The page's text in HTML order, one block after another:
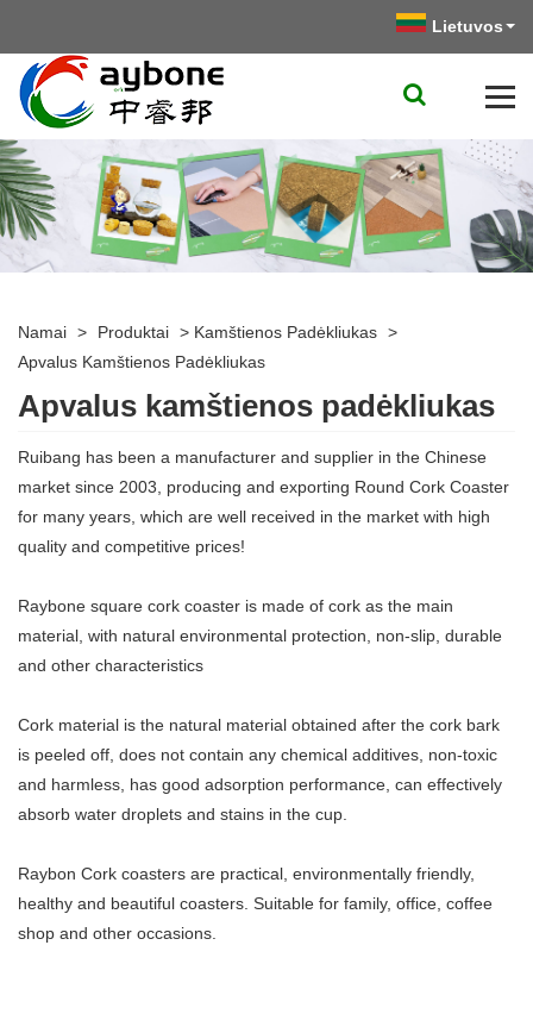
Lietuvos
Namai > Produktai > Kamštienos Padėkliukas >
Apvalus Kamštienos Padėkliukas
Apvalus kamštienos padėkliukas
Ruibang has been a manufacturer and supplier in the Chinese
market since 2003, producing and exporting Round Cork Coaster
for many years, which are well received in the market with high
quality and competitive prices!
Raybone square cork coaster is made of cork as the main
material, with natural environmental protection, non-slip, durable
and other characteristics
Cork material is the natural material obtained after the cork bark
is peeled off, does not contain any chemical additives, non-toxic
and harmless, has good adsorption performance, can effectively
absorb water droplets and stains in the cup.
Raybon Cork coasters are practical, environmentally friendly,
healthy and beautiful coasters. Suitable for family, office, coffee
shop and other occasions.